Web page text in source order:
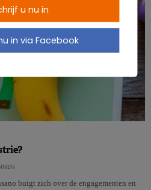
buigt zich over de engagementen en
u nu in
in via Facebook